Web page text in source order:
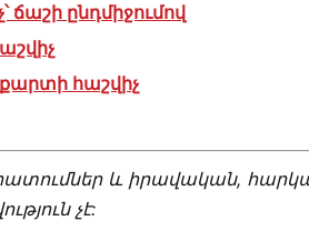
ընդմիջումով
հաշվիչ
և իրավական,
չէ: